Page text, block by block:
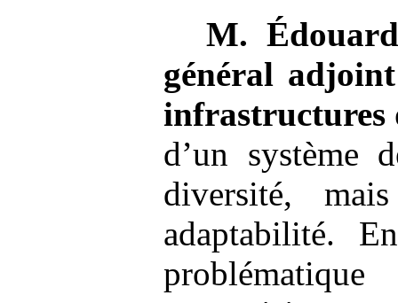
M.
général
infrastructures
d’un système
diversité,
adaptabilité.